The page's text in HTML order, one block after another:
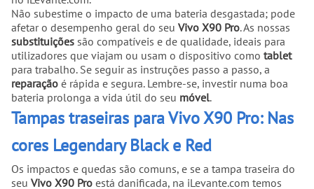
Não subestime o impacto de uma bateria desgastada; pode
afetar o desempenho geral do seu Vivo X90 Pro. As nossas
substituições são compatíveis e de qualidade, ideais para
utilizadores que viajam ou usam o dispositivo como tablet
para trabalho. Se seguir as instruções passo a passo, a
reparação é rápida e segura. Lembre-se, investir numa boa
bateria prolonga a vida útil do seu móvel.
Tampas traseiras para Vivo X90 Pro: Nas
cores Legendary Black e Red
Os impactos e quedas são comuns, e se a tampa traseira do
seu Vivo X90 Pro está danificada, na iLevante.com temos